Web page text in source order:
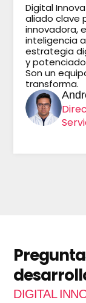
Digital
aliado clave
innovadora,
inteligencia
estrategia
y
Son un
transforma.
DIGITAL